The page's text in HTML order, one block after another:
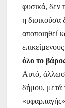
φυσικά, δεν
η διοικούσα
αποποιηθεί
όλο το
Αυτό,
δήμου, μετά